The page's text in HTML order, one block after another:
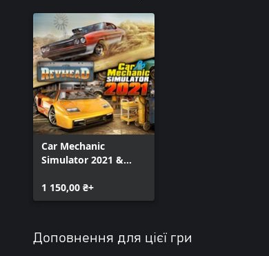
Car Mechanic
Simulator 2021 &
1 150,00 ₴+
Доповнення для цієї гри